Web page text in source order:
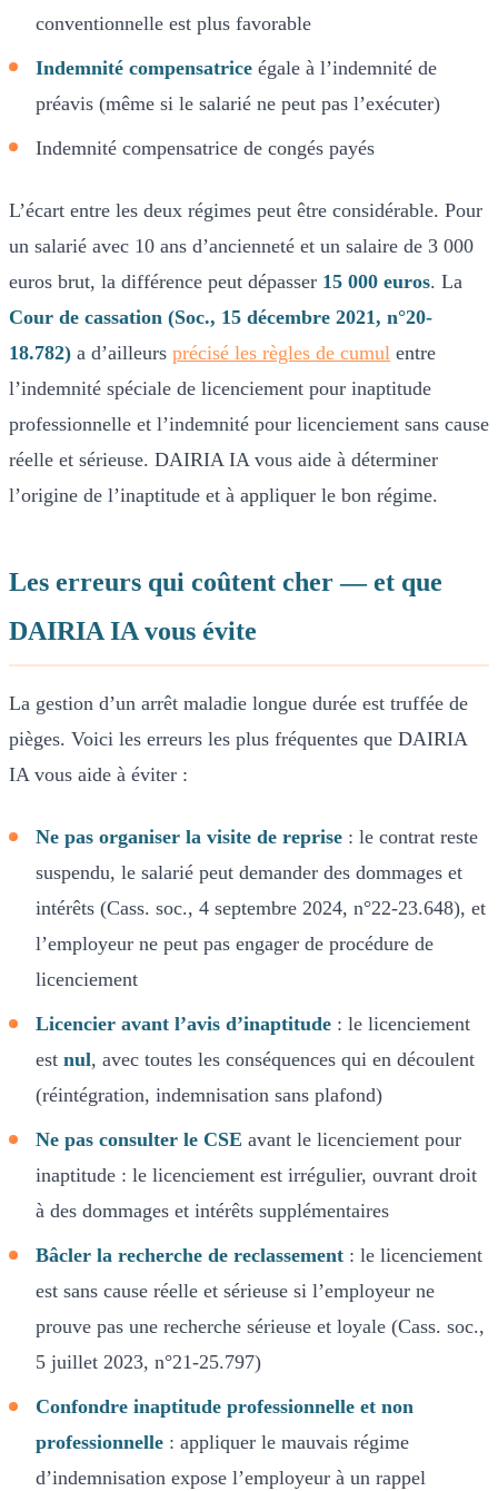
conventionnelle est plus favorable
Indemnité compensatrice égale à l’indemnité de
préavis (même si le salarié ne peut pas l’exécuter)
Indemnité compensatrice de congés payés
L’écart entre les deux régimes peut être considérable. Pour
un salarié avec 10 ans d’ancienneté et un salaire de 3 000
euros brut, la différence peut dépasser 15 000 euros. La
Cour de cassation (Soc., 15 décembre 2021, n°20-
18.782) a d’ailleurs précisé les règles de cumul entre
l’indemnité spéciale de licenciement pour inaptitude
professionnelle et l’indemnité pour licenciement sans cause
réelle et sérieuse. DAIRIA IA vous aide à déterminer
l’origine de l’inaptitude et à appliquer le bon régime.
Les erreurs qui coûtent cher — et que
DAIRIA IA vous évite
La gestion d’un arrêt maladie longue durée est truffée de
pièges. Voici les erreurs les plus fréquentes que DAIRIA
IA vous aide à éviter :
Ne pas organiser la visite de reprise : le contrat reste
suspendu, le salarié peut demander des dommages et
intérêts (Cass. soc., 4 septembre 2024, n°22-23.648), et
l’employeur ne peut pas engager de procédure de
licenciement
Licencier avant l’avis d’inaptitude : le licenciement
est nul, avec toutes les conséquences qui en découlent
(réintégration, indemnisation sans plafond)
Ne pas consulter le CSE avant le licenciement pour
inaptitude : le licenciement est irrégulier, ouvrant droit
à des dommages et intérêts supplémentaires
Bâcler la recherche de reclassement : le licenciement
est sans cause réelle et sérieuse si l’employeur ne
prouve pas une recherche sérieuse et loyale (Cass. soc.,
5 juillet 2023, n°21-25.797)
Confondre inaptitude professionnelle et non
professionnelle : appliquer le mauvais régime
d’indemnisation expose l’employeur à un rappel